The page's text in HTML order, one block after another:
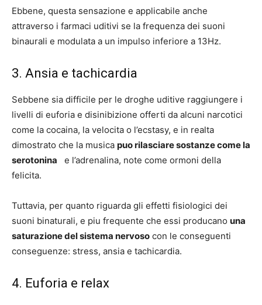
Ebbene, questa sensazione e applicabile anche
attraverso i farmaci uditivi se la frequenza dei suoni
binaurali e modulata a un impulso inferiore a 13Hz.
3. Ansia e tachicardia
Sebbene sia difficile per le droghe uditive raggiungere i
livelli di euforia e disinibizione offerti da alcuni narcotici
come la cocaina, la velocita o l’ecstasy, e in realta
dimostrato che la musica puo rilasciare sostanze come la
serotonina e l’adrenalina, note come ormoni della
felicita.
Tuttavia, per quanto riguarda gli effetti fisiologici dei
suoni binaturali, e piu frequente che essi producano una
saturazione del sistema nervoso con le conseguenti
conseguenze: stress, ansia e tachicardia.
4. Euforia e relax